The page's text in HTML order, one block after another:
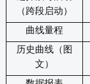
（跨段启动）
曲线量程
历史曲线（图
文）